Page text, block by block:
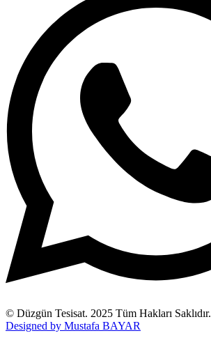
© Düzgün Tesisat. 2025 Tüm Hakları Saklıdır.
Designed by Mustafa BAYAR